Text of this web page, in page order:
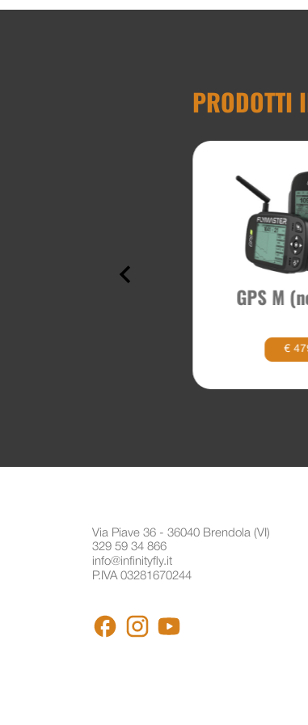
PRODOTTI
GPS M
€
Via Piave 36 - 36040 Brendola (VI)
329 59 34 866
info@infinityfly.it
P.IVA 03281670244
FACEBOOKINSTAGRAM